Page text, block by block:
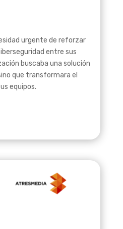
urgente de reforzar
entre sus
buscaba una solución
que transformara el
equipos.